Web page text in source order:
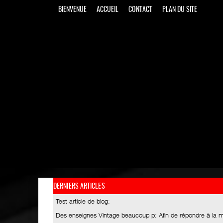
BIENVENUE ACCUEIL CONTACT PLAN DU SITE
DERNIERS ARTICLES
Test article de blog:
Des enseignes Vintage beaucoup p: Afin de répondre à la